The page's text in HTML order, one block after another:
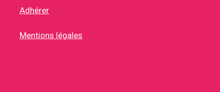
Adhérer
Mentions légales